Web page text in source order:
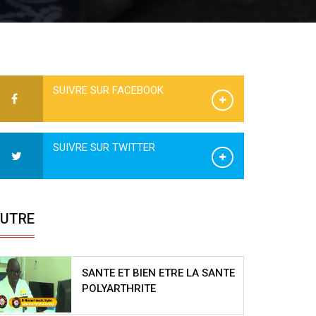
SUIVRE SUR FACEBOOK
SUIVRE SUR TWITTER
SANTE ET BIEN ETRE LA SANTE
POLYARTHRITE